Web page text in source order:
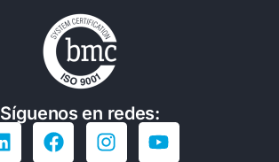
Síguenos en redes: